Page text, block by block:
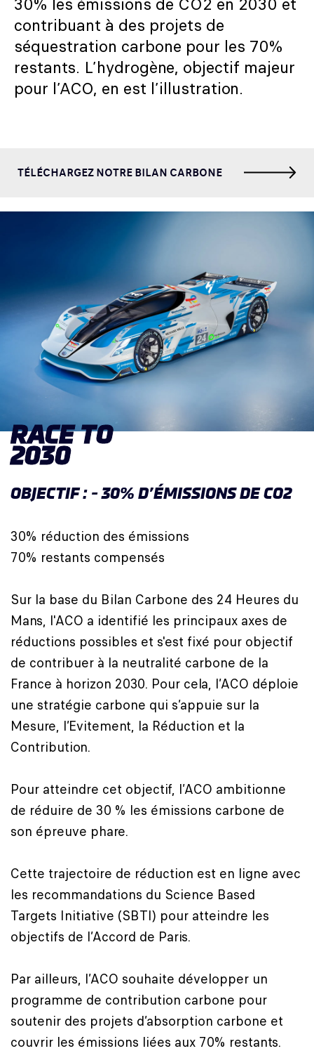
contribuant à des projets de
séquestration carbone pour les 70%
restants. L’hydrogène, objectif majeur
pour l’ACO, en est l’illustration.
TÉLÉCHARGEZ NOTRE BILAN CARBONE
OBJECTIF : - 30% D’ÉMISSIONS DE CO2
30% réduction des émissions
70% restants compensés
Sur la base du Bilan Carbone des 24 Heures du
Mans, l'ACO a identifié les principaux axes de
réductions possibles et s'est fixé pour objectif
de contribuer à la neutralité carbone de la
France à horizon 2030. Pour cela, l’ACO déploie
une stratégie carbone qui s’appuie sur la
Mesure, l’Evitement, la Réduction et la
Contribution.
Pour atteindre cet objectif, l’ACO ambitionne
de réduire de 30 % les émissions carbone de
son épreuve phare.
Cette trajectoire de réduction est en ligne avec
les recommandations du Science Based
Targets Initiative (SBTI) pour atteindre les
objectifs de l’Accord de Paris.
Par ailleurs, l’ACO souhaite développer un
programme de contribution carbone pour
soutenir des projets d’absorption carbone et
couvrir les émissions liées aux 70% restants.
RACE TO
2030